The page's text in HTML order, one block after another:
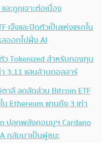
ละถูกเจาะต่อเนื่อง
เจ๊งและปิดตัวเป็นแห่งแรกใน
ออกไปฝั่ง AI
ว Tokenized สำหรับกองทุน
3.11 แสนล้านดอลลาร์
าลี ลดสัดส่วน Bitcoin ETF
Ethereum แทนถึง 3 เท่า
ปลุกพลังคอมมูฯ Cardano
กลับมาเป็นผู้ชนะ